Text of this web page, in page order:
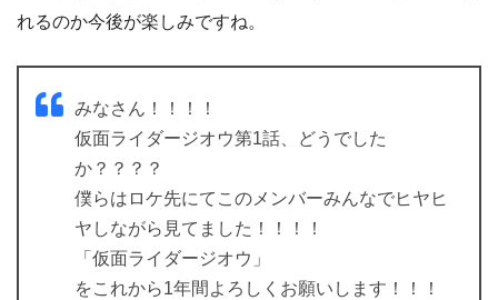
れるのか今後が楽しみですね。
みなさん！！！！
仮面ライダージオウ第1話、どうでした
か？？？？
僕らはロケ先にてこのメンバーみんなでヒヤヒ
ヤしながら見てました！！！！
「仮面ライダージオウ」
をこれから1年間よろしくお願いします！！！